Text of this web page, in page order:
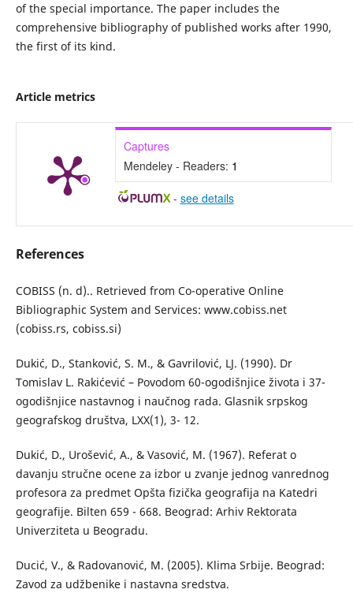
of the special importance. The paper includes the
comprehensive bibliography of published works after 1990,
the first of its kind.
Article metrics
Captures
Mendeley - Readers: 1
- see details
References
COBISS (n. d).. Retrieved from Co-operative Online
Bibliographic System and Services: www.cobiss.net
(cobiss.rs, cobiss.si)
Dukić, D., Stanković, S. М., & Gavrilović, LJ. (1990). Dr
Tomislav L. Rakićević – Povodom 60-ogodišnjice života i 37-
ogodišnjice nastavnog i naučnog rada. Glasnik srpskog
geografskog društva, LXX(1), 3- 12.
Dukić, D., Urošević, А., & Vasović, М. (1967). Referat o
davanju stručne ocene za izbor u zvanje jednog vanrednog
profesora za predmet Opšta fizička geografija na Katedri
geografije. Bilten 659 - 668. Beograd: Arhiv Rektorata
Univerziteta u Beogradu.
Ducić, V., & Radovanović, М. (2005). Klima Srbije. Beograd:
Zavod za udžbenike i nastavna sredstva.